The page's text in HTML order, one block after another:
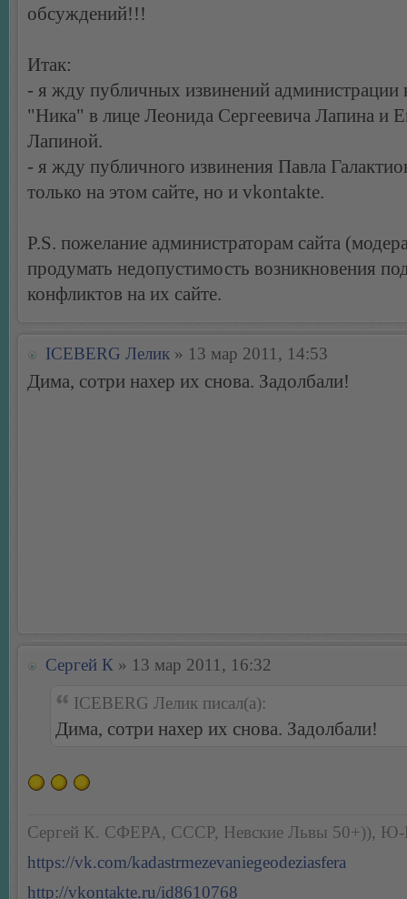
обсуждений!!!
Итак:
- я жду публичных извинений администрации
"Ника" в лице Леонида Сергеевича Лапина и
Лапиной.
- я жду публичного извинения Павла
только на этом сайте, но и vkontakte.
P.S. пожелание администраторам сайта
продумать недопустимость возникновения
конфликтов на их сайте.
ICEBERG Лелик » 13 мар 2011, 14:53
Дима, сотри нахер их снова. Задолбали!
Сергей К » 13 мар 2011, 16:32
ICEBERG Лелик писал(а):
Дима, сотри нахер их снова. Задолбали!
Сергей К. СФЕРА, СССР, Невские Львы 50+)), Ю-
https://vk.com/kadastrmezevaniegeodeziasfera
http://vkontakte.ru/id8610768